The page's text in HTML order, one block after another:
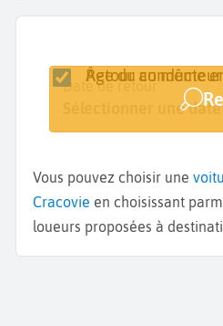
Lieu de retrait
Date de retrait
Sélectionner une date
Date de retour
Sélectionner une date
Retour au même
Âge du
Vous pouvez choisir une
Cracovie en choisissant
loueurs proposées à